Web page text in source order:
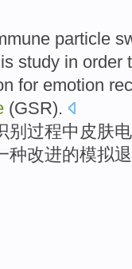
particle
study in order
for emotion
(GSR).
别 过程中 皮肤电
种改进的模拟